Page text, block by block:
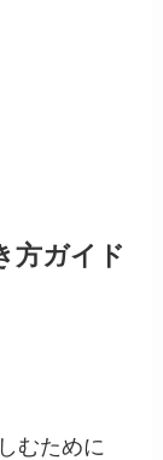
方ガイド
むために